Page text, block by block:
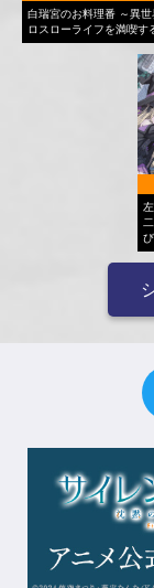
白瑞宮のお料理番 ～異
ロスローライフを満喫す